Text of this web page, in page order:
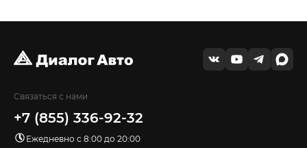
Связаться с нами
+7 (855) 336-92-32
Ежедневно с 8:00 до 20:00